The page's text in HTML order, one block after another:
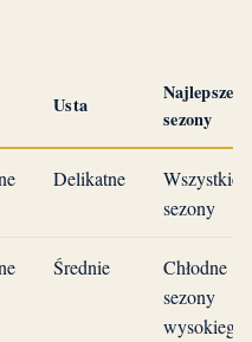
Usta
Najlepsze
sezony
Delikatne
Wszystkie
sezony
Średnie
Chłodne
sezony
wysokiego